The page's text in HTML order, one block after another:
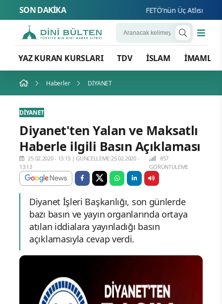
SON DAKİKA FETÖ’nün Üç Atlısı!
YAZ KURAN KURSLARI TDV İSLAM İMAMLAR
Haberler DİYANET
DİYANET
Diyanet'ten Yalan ve Maksatlı
Haberle ilgili Basın Açıklaması
25.02.2020 - 13:13 |GÜNCELLEME:25.02.2020 -
13:13
857
GÖRÜNTÜLEME
Diyanet İşleri Başkanlığı, son günlerde
bazı basın ve yayın organlarında ortaya
atılan iddialara yayınladığı basın
açıklamasıyla cevap verdi.